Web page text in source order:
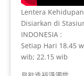
Lentera
Disiarkan di
INDONESIA :
Setiap Hari 18.45
wib; 22.15 wib